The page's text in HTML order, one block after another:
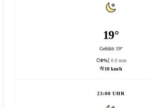
19°
Gefühlt 19°
0%
0.0 mm
10 km/h
23:00 UHR